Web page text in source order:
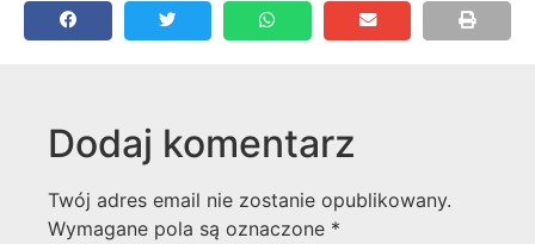
Dodaj komentarz
Twój adres email nie zostanie opublikowany.
Wymagane pola są oznaczone *